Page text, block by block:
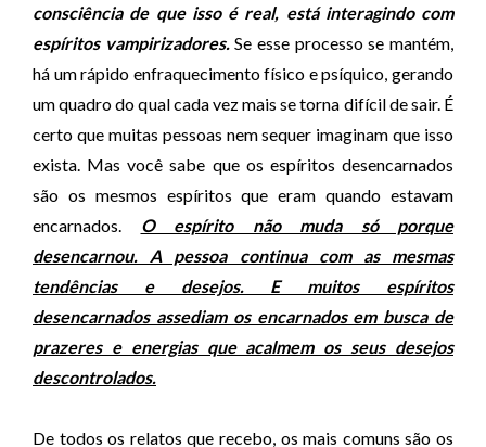
consciência de que isso é real, está interagindo com
espíritos vampirizadores. Se esse processo se mantém,
há um rápido enfraquecimento físico e psíquico, gerando
um quadro do qual cada vez mais se torna difícil de sair. É
certo que muitas pessoas nem sequer imaginam que isso
exista. Mas você sabe que os espíritos desencarnados
são os mesmos espíritos que eram quando estavam
encarnados. O espírito não muda só porque
desencarnou. A pessoa continua com as mesmas
tendências e desejos. E muitos espíritos
desencarnados assediam os encarnados em busca de
prazeres e energias que acalmem os seus desejos
descontrolados.
De todos os relatos que recebo, os mais comuns são os